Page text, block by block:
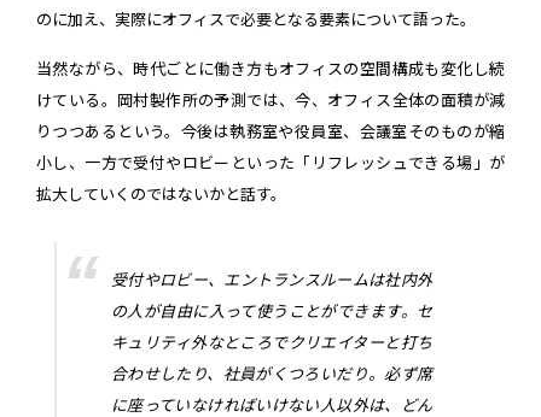
のに加え、実際にオフィスで必要となる要素について語った。
当然ながら、時代ごとに働き方もオフィスの空間構成も変化し続
けている。岡村製作所の予測では、今、オフィス全体の面積が減
りつつあるという。今後は執務室や役員室、会議室そのものが縮
小し、一方で受付やロビーといった「リフレッシュできる場」が
拡大していくのではないかと話す。
受付やロビー、エントランスルームは社内外
の人が自由に入って使うことができます。セ
キュリティ外なところでクリエイターと打ち
合わせしたり、社員がくつろいだり。必ず席
に座っていなければいけない人以外は、どん